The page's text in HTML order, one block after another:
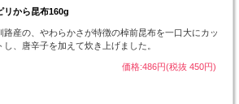
リから昆布160g
路産の、やわらかさが特徴の棹前昆布を一口大にカッ
し、唐辛子を加えて炊き上げました。
価格:486円(税抜 450円)